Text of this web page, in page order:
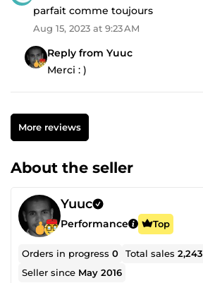
parfait comme toujours
Aug 15, 2023 at 9:23 AM
Reply from Yuuc
Merci : )
More reviews
About the seller
Yuuc
Performance Top
Orders in progress0 Total sales2,243
Seller since May 2016